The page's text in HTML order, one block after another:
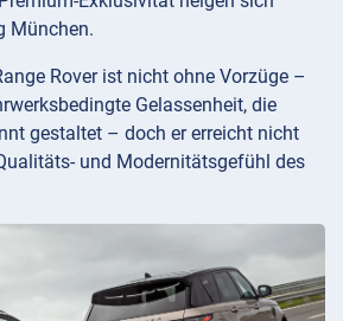
München.
Rover ist nicht ohne Vorzüge –
Gelassenheit, die
gestaltet – doch er erreicht nicht
und Modernitätsgefühl des